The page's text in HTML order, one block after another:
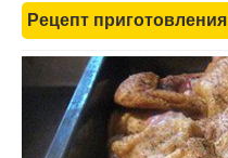
Рецепт приготовления